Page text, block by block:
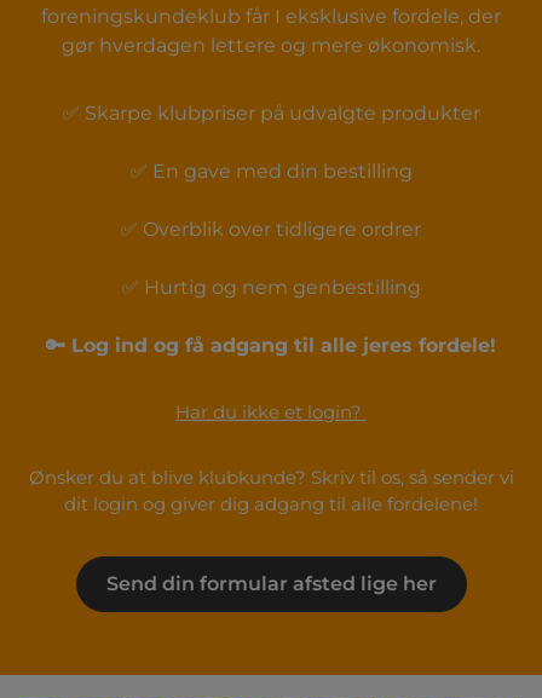
foreningskundeklub får I eksklusive fordele, der
gør hverdagen lettere og mere økonomisk.
✅ Skarpe klubpriser på udvalgte produkter
✅ En gave med din bestilling
✅ Overblik over tidligere ordrer
✅ Hurtig og nem genbestilling
🔑 Log ind og få adgang til alle jeres fordele!
Har du ikke et login?
Ønsker du at blive klubkunde? Skriv til os, så sender vi
dit login og giver dig adgang til alle fordelene!
Send din formular afsted lige her